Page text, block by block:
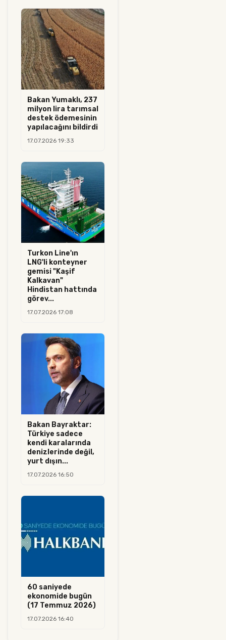
Bakan Yumaklı, 237
milyon lira tarımsal
destek ödemesinin
yapılacağını bildirdi
17.07.2026 19:33
Turkon Line'ın
LNG'li konteyner
gemisi "Kaşif
Kalkavan"
Hindistan hattında
görev...
17.07.2026 17:08
Bakan Bayraktar:
Türkiye sadece
kendi karalarında
denizlerinde değil,
yurt dışın...
17.07.2026 16:50
60 saniyede
ekonomide bugün
(17 Temmuz 2026)
17.07.2026 16:40